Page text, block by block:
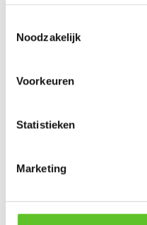
Noodzakelijk
Voorkeuren
Statistieken
Marketing
Jouw reactie:
Voornaam